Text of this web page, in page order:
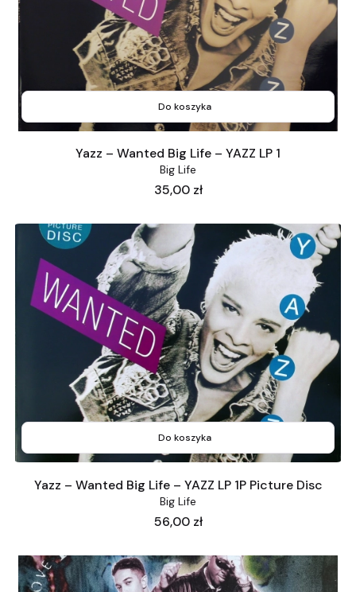
Do koszyka
Yazz – Wanted Big Life – YAZZ LP 1
Big Life
Cena
35,00 zł
Do koszyka
Yazz – Wanted Big Life – YAZZ LP 1P Picture Disc
Big Life
Cena
56,00 zł